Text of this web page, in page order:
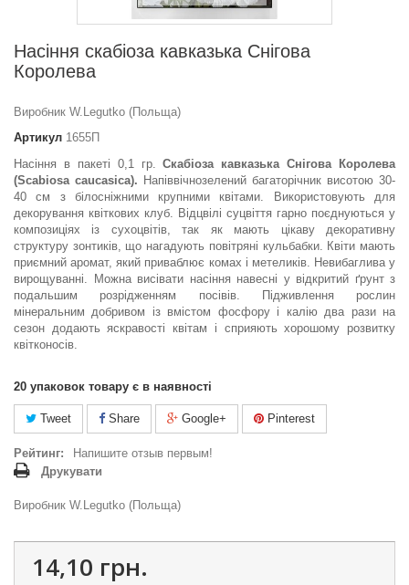
Насіння скабiоза кавказька Снігова
Королева
Виробник W.Legutko (Польща)
Артикул 1655П
Насіння в пакеті 0,1 гр.Скабіоза кавказька Снігова Королева
(Scabiosa caucasica). Напіввічнозелений багаторічник висотою 30-
40 см з білосніжними крупними квітами. Використовують для
декорування квіткових клуб. Відцвілі суцвіття гарно поєднуються у
композиціях із сухоцвітів, так як мають цікаву декоративну
структуру зонтиків, що нагадують повітряні кульбабки. Квіти мають
приємний аромат, який приваблює комах і метеликів. Невибаглива у
вирощуванні. Можна висівати насіння навесні у відкритий ґрунт з
подальшим розрідженням посівів. Підживлення рослин
мінеральним добривом із вмістом фосфору і калію два рази на
сезон додають яскравості квітам і сприяють хорошому розвитку
квітконосів.
20 упаковок товару є в наявності
Tweet Share Google+ Pinterest
Рейтинг:
Напишите отзыв первым!
Друкувати
Виробник W.Legutko (Польща)
14,10 грн.